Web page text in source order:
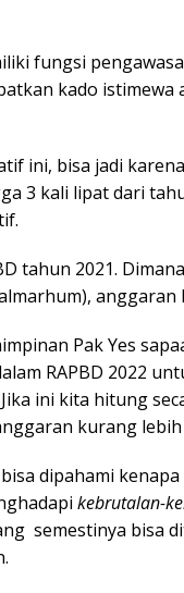
fungsi
kado
ini, bisa jadi
3 kali lipat dari
tahun 2021.
anggaran
Pak Yes
RAPBD 2022
ini kita hitung
kurang lebih
dipahami
kebrutalan-
semestinya bisa